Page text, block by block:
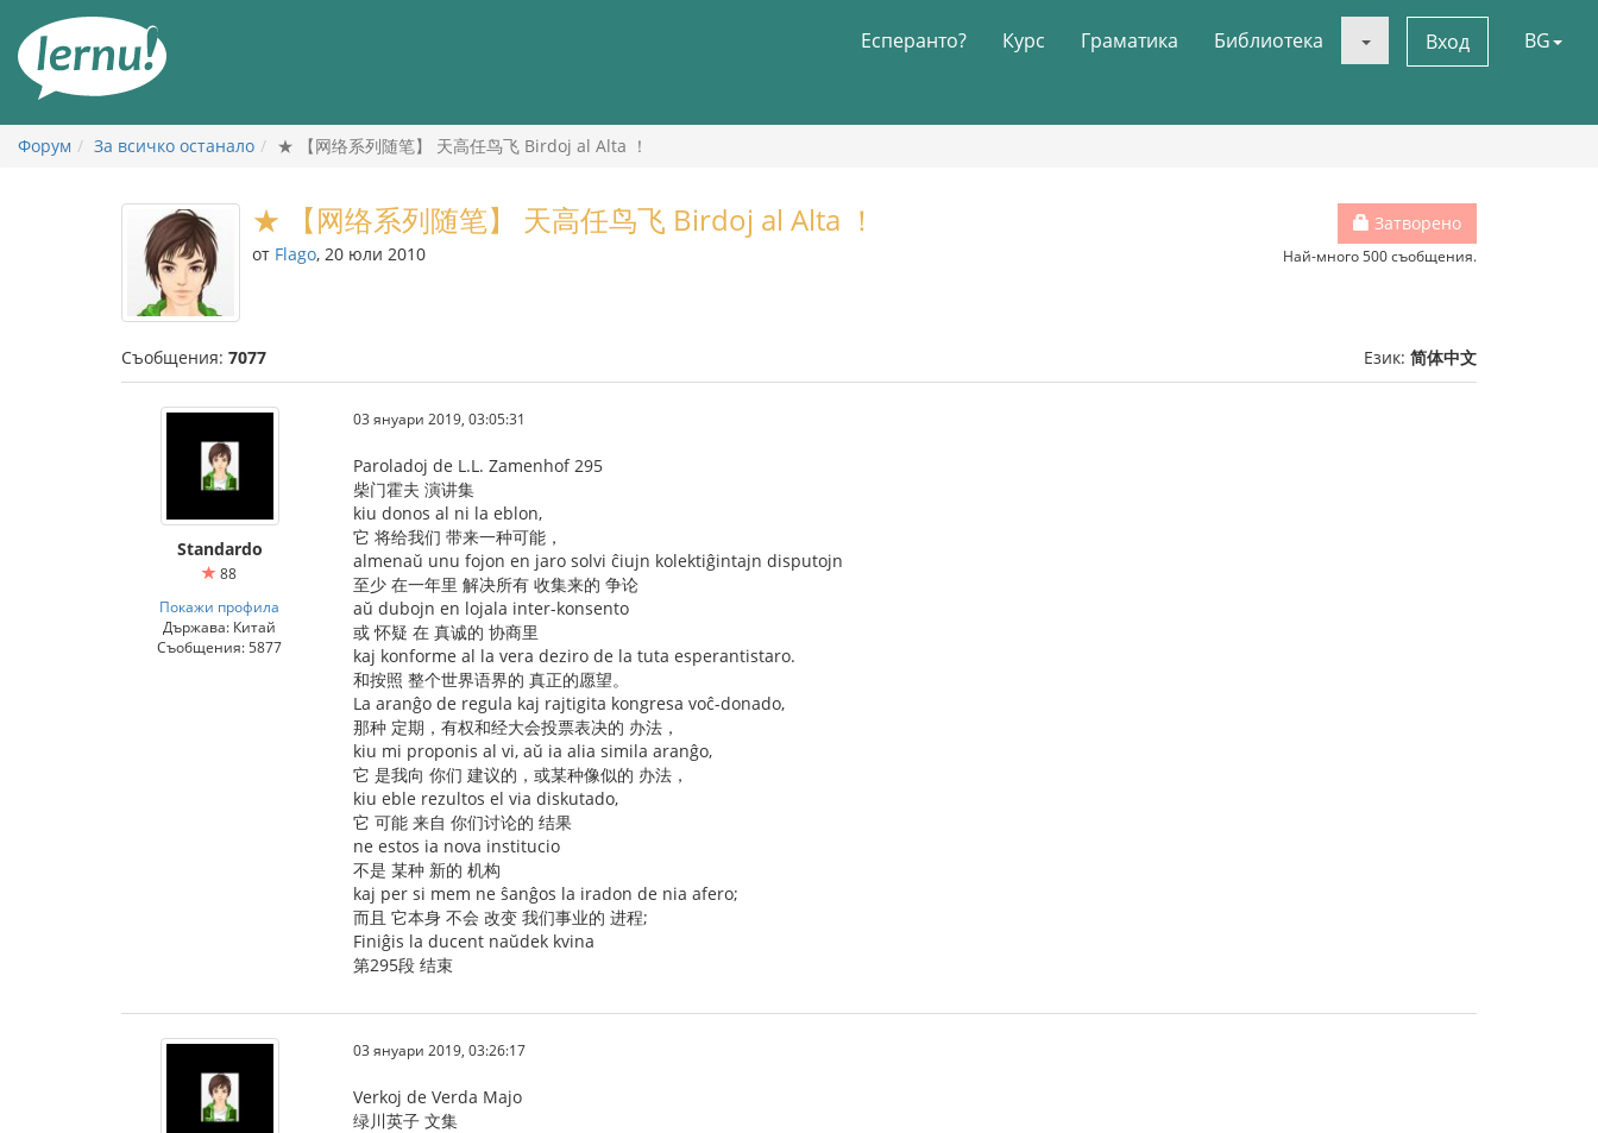
съдържанието
Есперанто? Курс Граматика Библиотека Вход BG
Форум За всичко останало ★ 【网络系列随笔】 天高任鸟飞 Birdoj al Alta ！
Затворено
Най-много 500 съобщения.
★ 【网络系列随笔】 天高任鸟飞 Birdoj al Alta ！
от Flago, 20 юли 2010
Съобщения: 7077 Език: 简体中文
Standardo
88
Покажи профила
Държава: Китай
Съобщения: 5877
03 януари 2019, 03:05:31
Paroladoj de L.L. Zamenhof 295
柴门霍夫 演讲集
kiu donos al ni la eblon,
它 将给我们 带来一种可能，
almenaŭ unu fojon en jaro solvi ĉiujn kolektiĝintajn disputojn
至少 在一年里 解决所有 收集来的 争论
aŭ dubojn en lojala inter-konsento
或 怀疑 在 真诚的 协商里
kaj konforme al la vera deziro de la tuta esperantistaro.
和按照 整个世界语界的 真正的愿望。
La aranĝo de regula kaj rajtigita kongresa voĉ-donado,
那种 定期，有权和经大会投票表决的 办法，
kiu mi proponis al vi, aŭ ia alia simila aranĝo,
它 是我向 你们 建议的，或某种像似的 办法，
kiu eble rezultos el via diskutado,
它 可能 来自 你们讨论的 结果
ne estos ia nova institucio
不是 某种 新的 机构
kaj per si mem ne ŝanĝos la iradon de nia afero;
而且 它本身 不会 改变 我们事业的 进程;
Finiĝis la ducent naŭdek kvina
第295段 结束
03 януари 2019, 03:26:17
Verkoj de Verda Majo
绿川英子 文集